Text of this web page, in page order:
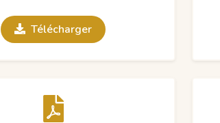
Télécharger